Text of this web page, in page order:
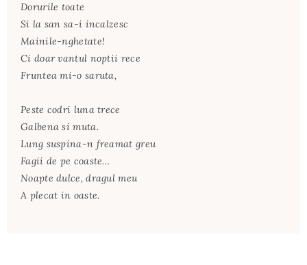
Dorurile toate
Si la san sa-i incalzesc
Mainile-nghetate!
Ci doar vantul noptii rece
Fruntea mi-o saruta,
Peste codri luna trece
Galbena si muta.
Lung suspina-n freamat greu
Fagii de pe coaste…
Noapte dulce, dragul meu
A plecat in oaste.